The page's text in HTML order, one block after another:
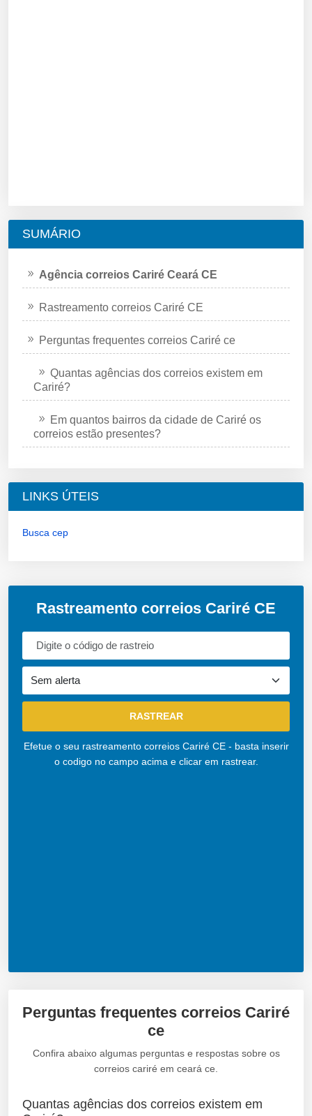
SUMÁRIO
Agência correios Cariré Ceará CE
Rastreamento correios Cariré CE
Perguntas frequentes correios Cariré ce
Quantas agências dos correios existem em
Cariré?
Em quantos bairros da cidade de Cariré os
correios estão presentes?
LINKS ÚTEIS
Busca cep
Rastreamento correios Cariré CE
Efetue o seu rastreamento correios Cariré CE - basta inserir
o codigo no campo acima e clicar em rastrear.
Perguntas frequentes correios Cariré
ce
Confira abaixo algumas perguntas e respostas sobre os
correios cariré em ceará ce.
Quantas agências dos correios existem em